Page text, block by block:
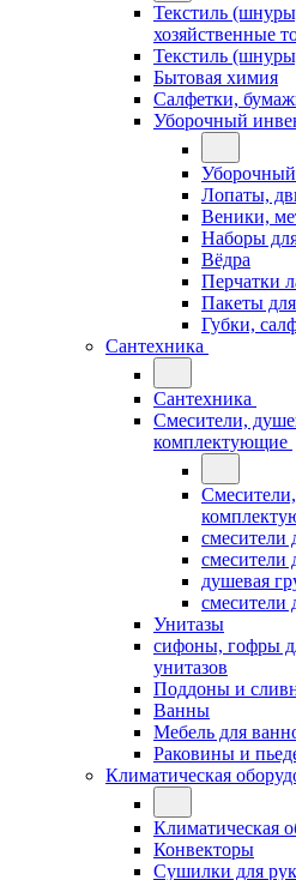
Текстиль
хозяйственные
Текстиль
Бытовая химия
Салфетки,
Уборочный
Лопаты,
Веники,
Наборы
Вёдра
Перчатки
Пакеты
Губки,
Сантехника
Сантехника
Смесители,
комплектующие
смесители
смесители
душевая
смесители
Унитазы
сифоны, гофры
унитазов
Поддоны и
Ванны
Мебель для
Раковины и
Климатическая
Климатическая
Конвекторы
Сушилки для рук